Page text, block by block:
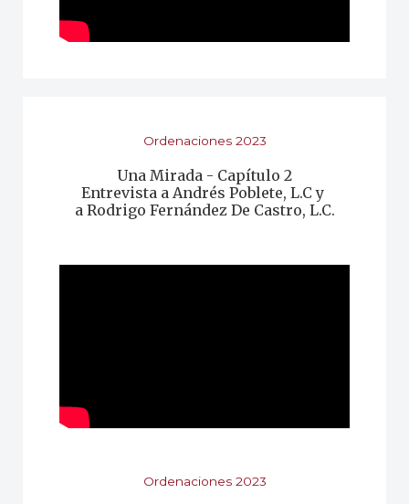
Ordenaciones 2023
Una Mirada - Capítulo 2
Entrevista a Andrés Poblete, L.C y
a Rodrigo Fernández De Castro, L.C.
Ordenaciones 2023